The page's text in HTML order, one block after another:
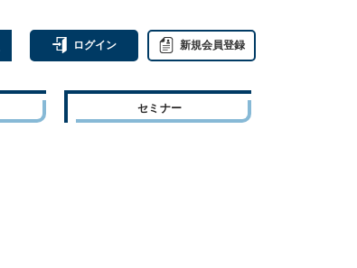
ログイン 新規会員登録
セミナー